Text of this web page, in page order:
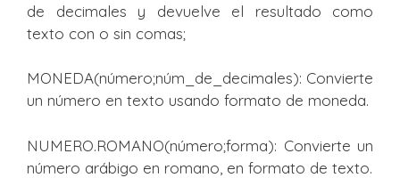
de decimales y devuelve el resultado como
texto con o sin comas;
MONEDA(número;núm_de_decimales): Convierte
un número en texto usando formato de moneda.
NUMERO.ROMANO(número;forma): Convierte un
número arábigo en romano, en formato de texto.